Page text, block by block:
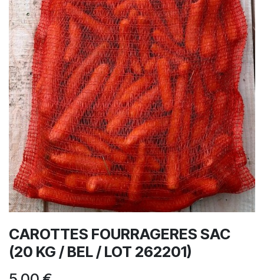
CAROTTES FOURRAGERES SAC
(20 KG / BEL / LOT 262201)